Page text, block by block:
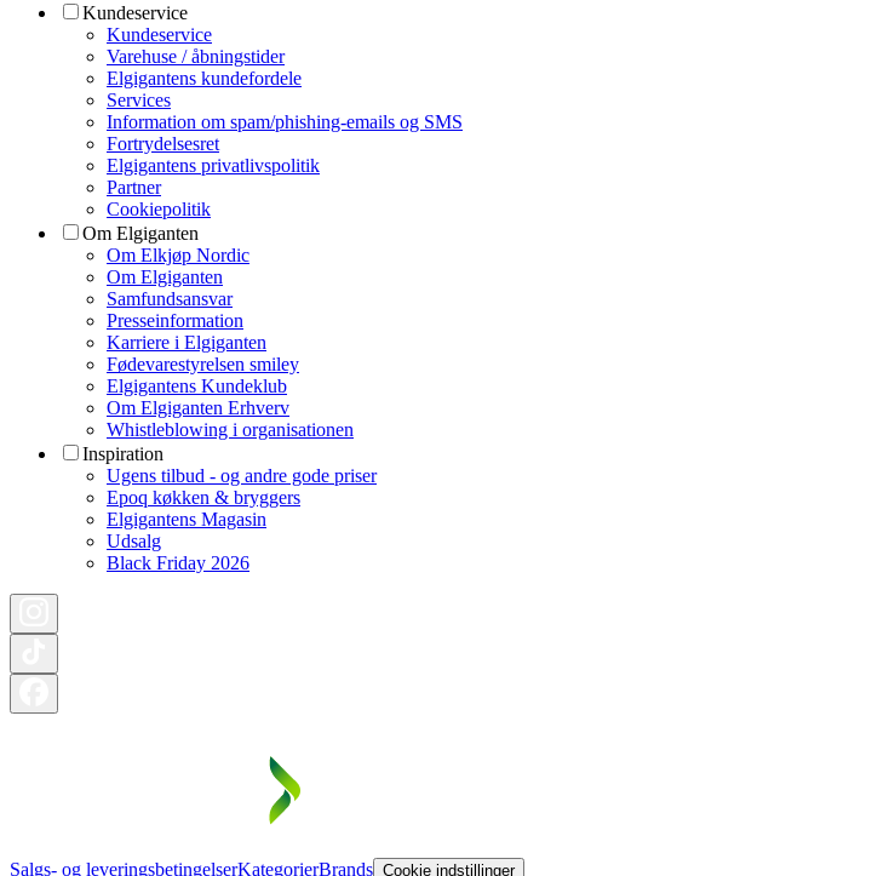
Kundeservice
Kundeservice
Varehuse / åbningstider
Elgigantens kundefordele
Services
Information om spam/phishing-emails og SMS
Fortrydelsesret
Elgigantens privatlivspolitik
Partner
Cookiepolitik
Om Elgiganten
Om Elkjøp Nordic
Om Elgiganten
Samfundsansvar
Presseinformation
Karriere i Elgiganten
Fødevarestyrelsen smiley
Elgigantens Kundeklub
Om Elgiganten Erhverv
Whistleblowing i organisationen
Inspiration
Ugens tilbud - og andre gode priser
Epoq køkken & bryggers
Elgigantens Magasin
Udsalg
Black Friday 2026
Salgs- og leveringsbetingelserKategorierBrands Cookie indstillinger